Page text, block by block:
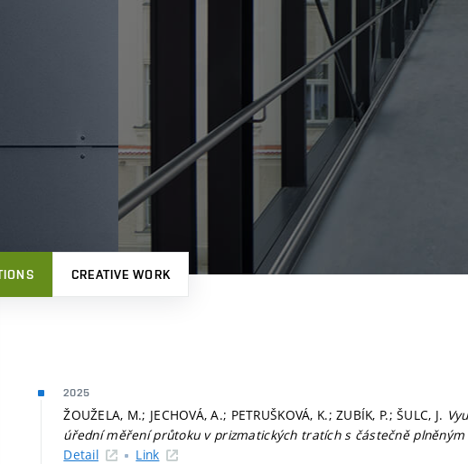
CREATIVE WORK
2025
ŽOUŽELA, M.; JECHOVÁ, A.; PETRUŠKOVÁ, K.; ZUBÍK, P.; ŠULC, J.
úřední měření průtoku v prizmatických tratích s částečně
Detail
Link